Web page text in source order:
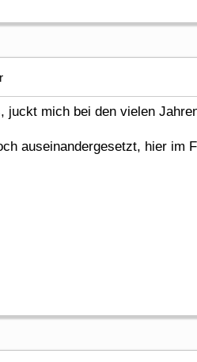
juckt mich bei den vielen
auseinandergesetzt, hier im